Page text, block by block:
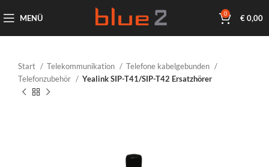
MENÜ 0 €0,00
Start Telekommunikation
Telefone kabelgebunden
Telefonzubehör
Yealink SIP-T41/SIP-T42 Ersatzhörer